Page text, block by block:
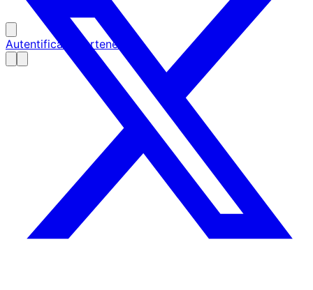
Autentificare partener